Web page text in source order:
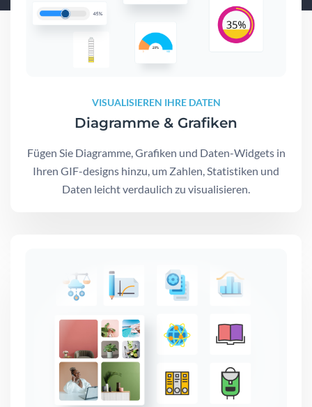
VISUALISIEREN IHRE DATEN
Diagramme & Grafiken
Fügen Sie Diagramme, Grafiken und Daten-Widgets in
Ihren GIF-designs hinzu, um Zahlen, Statistiken und
Daten leicht verdaulich zu visualisieren.